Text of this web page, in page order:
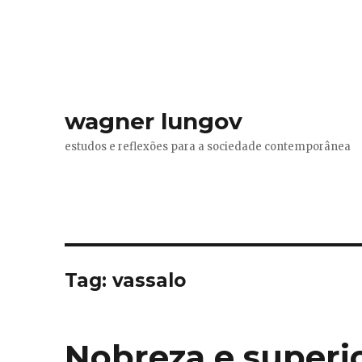
wagner lungov
estudos e reflexões para a sociedade contemporânea
Tag:vassalo